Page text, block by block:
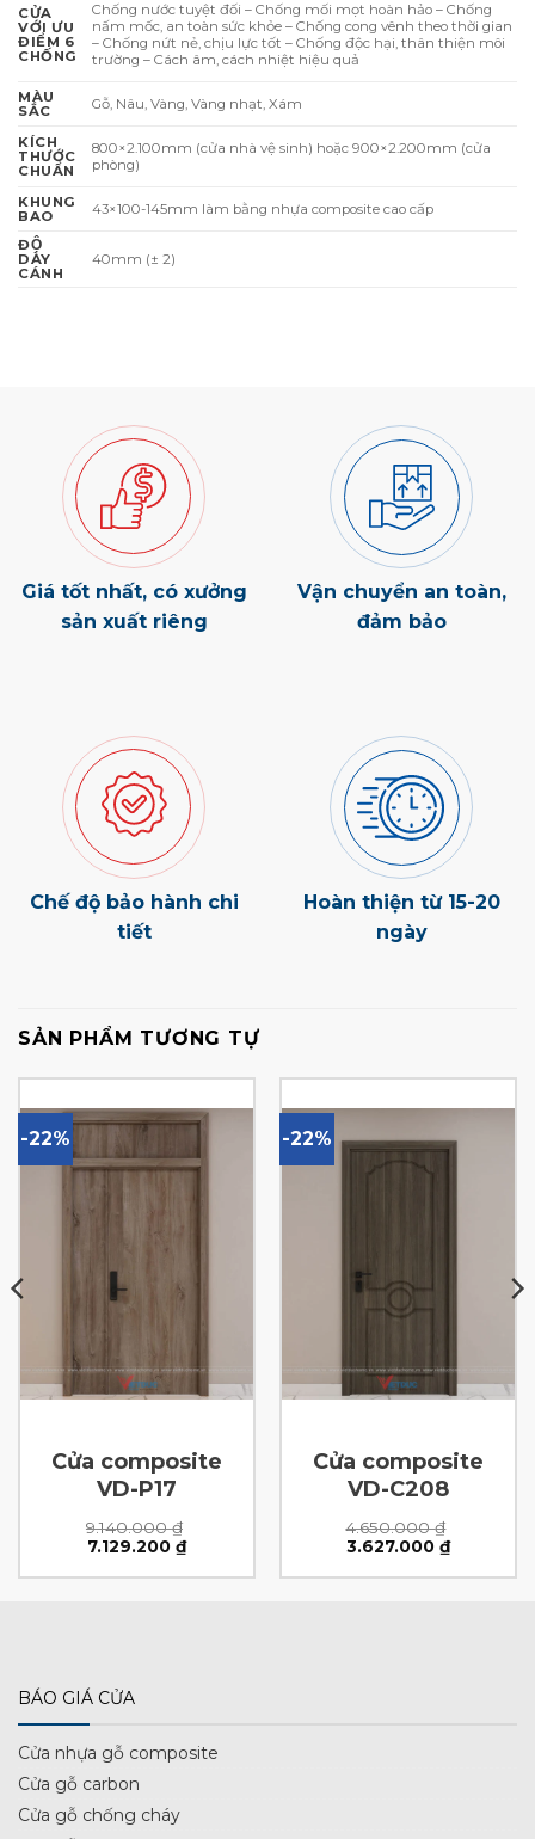
CỬA
VỚI ƯU
ĐIỂM 6
CHỐNG
Chống nước tuyệt đối – Chống mối mọt hoàn hảo – Chống
nấm mốc, an toàn sức khỏe – Chống cong vênh theo thời gian
– Chống nứt nẻ, chịu lực tốt – Chống độc hại, thân thiện môi
trường – Cách âm, cách nhiệt hiệu quả
MÀU
SẮC
Gỗ, Nâu, Vàng, Vàng nhạt, Xám
KÍCH
THƯỚC
CHUẨN
800×2.100mm (cửa nhà vệ sinh) hoặc 900×2.200mm (cửa
phòng)
KHUNG
BAO
43×100-145mm làm bằng nhựa composite cao cấp
ĐỘ
DÀY
CÁNH
40mm (± 2)
Giá tốt nhất, có xưởng
sản xuất riêng
Vận chuyển an toàn,
đảm bảo
Chế độ bảo hành chi
tiết
Hoàn thiện từ 15-20
ngày
SẢN PHẨM TƯƠNG TỰ
-22%
Cửa composite
VD-P17
9.140.000₫
Giá
là:
7.129.200 ₫Giá
tại
-22%
Cửa composite
VD-C208
4.650.000₫
Giá
là:
3.627.000 ₫Giá
tại
BÁO GIÁ CỬA
Cửa nhựa gỗ composite
Cửa gỗ carbon
Cửa gỗ chống cháy